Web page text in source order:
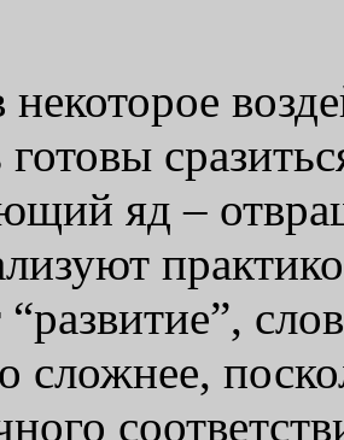
некоторое
готовы
яд –
“развитие”,
сложнее,